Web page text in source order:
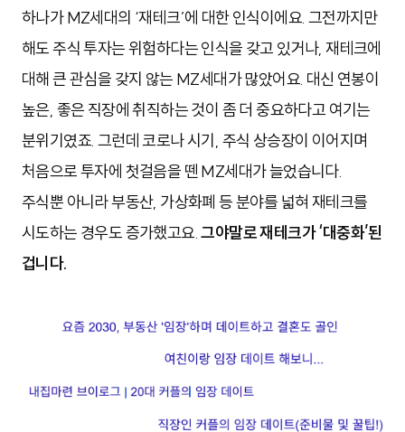
하나가 MZ세대의 ‘재테크’에 대한 인식이에요. 그전까지만
해도 주식 투자는 위험하다는 인식을 갖고 있거나, 재테크에
대해 큰 관심을 갖지 않는 MZ세대가 많았어요. 대신 연봉이
높은, 좋은 직장에 취직하는 것이 좀 더 중요하다고 여기는
분위기였죠. 그런데 코로나 시기, 주식 상승장이 이어지며
처음으로 투자에 첫걸음을 뗀 MZ세대가 늘었습니다.
주식뿐 아니라 부동산, 가상화폐 등 분야를 넓혀 재테크를
시도하는 경우도 증가했고요.그야말로 재테크가 ‘대중화’된
겁니다.